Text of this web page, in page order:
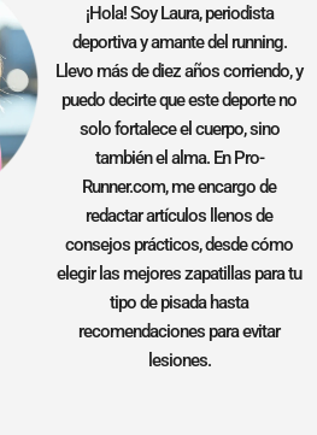
¡Hola! Soy Laura, periodista
deportiva y amante del running.
Llevo más de diez años corriendo, y
puedo decirte que este deporte no
solo fortalece el cuerpo, sino
también el alma. En Pro-
Runner.com, me encargo de
redactar artículos llenos de
consejos prácticos, desde cómo
elegir las mejores zapatillas para tu
tipo de pisada hasta
recomendaciones para evitar
lesiones.